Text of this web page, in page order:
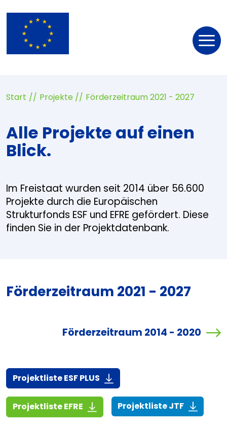
Start Projekte Förderzeitraum 2021 - 2027
Alle Projekte auf einen
Blick.
Im Freistaat wurden seit 2014 über 56.600
Projekte durch die Europäischen
Strukturfonds ESF und EFRE gefördert. Diese
finden Sie in der Projektdatenbank.
Förderzeitraum 2021 - 2027
Förderzeitraum 2014 - 2020
Projektliste ESF PLUS (916,7 KiB)
Projektliste EFRE (1,4 MiB)Projektliste JTF(268,6